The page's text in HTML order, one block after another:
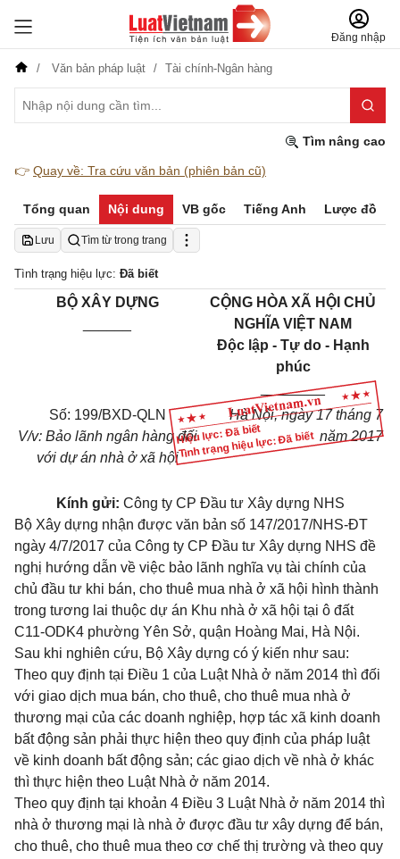
Đăng nhập
Văn bản pháp luật Tài chính-Ngân hàng
Tìm nâng cao
👉 Quay về: Tra cứu văn bản (phiên bản cũ)
Tổng quan Nội dung VB gốc Tiếng Anh Lược đồ
Lưu Tìm từ trong trang
Tình trạng hiệu lực: Đã biết
Hiệu lực: Đã biết
Tình trạng hiệu lực: Đã biết
BỘ XÂY DỰNG
CỘNG HÒA XÃ HỘI CHỦ
NGHĨA VIỆT NAM
Độc lập - Tự do - Hạnh
phúc
________
Số: 199/BXD-QLN
V/v: Bảo lãnh ngân hàng đối
với dự án nhà ở xã hội
Hà Nội, ngày 17 tháng 7
năm 2017
Kính gửi: Công ty CP Đầu tư Xây dựng NHS
Bộ Xây dựng nhận được văn bản số 147/2017/NHS-ĐT
ngày 4/7/2017 của Công ty CP Đầu tư Xây dựng NHS đề
nghị hướng dẫn về việc bảo lãnh nghĩa vụ tài chính của
chủ đầu tư khi bán, cho thuê mua nhà ở xã hội hình thành
trong tương lai thuộc dự án Khu nhà ở xã hội tại ô đất
C11-ODK4 phường Yên Sở, quận Hoàng Mai, Hà Nội.
Sau khi nghiên cứu, Bộ Xây dựng có ý kiến như sau:
Theo quy định tại Điều 1 của Luật Nhà ở năm 2014 thì đối
với giao dịch mua bán, cho thuê, cho thuê mua nhà ở
thương mại của các doanh nghiệp, hợp tác xã kinh doanh
bất động sản phải thực hiện theo quy định của pháp luật
về kinh doanh bất động sản; các giao dịch về nhà ở khác
thì thực hiện theo Luật Nhà ở năm 2014.
Theo quy định tại khoản 4 Điều 3 Luật Nhà ở năm 2014 thì
nhà ở thương mại là nhà ở được đầu tư xây dựng để bán,
cho thuê, cho thuê mua theo cơ chế thị trường và theo quy